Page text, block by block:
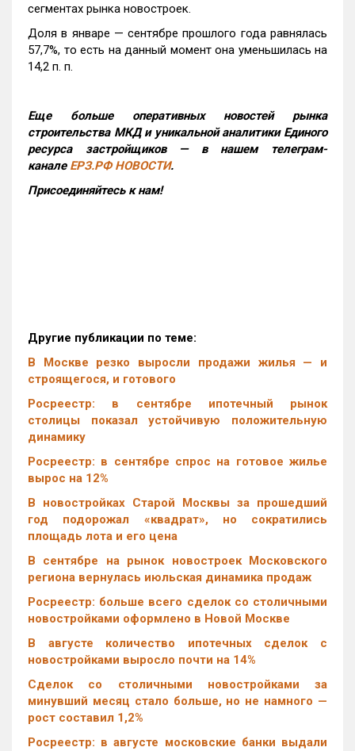
сегментах рынка новостроек.
Доля в январе — сентябре прошлого года равнялась
57,7%, то есть на данный момент она уменьшилась на
14,2 п. п.
Еще больше оперативных новостей рынка
строительства МКД и уникальной аналитики Единого
ресурса застройщиков — в нашем телеграм-
канале ЕРЗ.РФ НОВОСТИ.
Присоединяйтесь к нам!
Другие публикации по теме:
В Москве резко выросли продажи жилья — и
строящегося, и готового
Росреестр: в сентябре ипотечный рынок
столицы показал устойчивую положительную
динамику
Росреестр: в сентябре спрос на готовое жилье
вырос на 12%
В новостройках Старой Москвы за прошедший
год подорожал «квадрат», но сократились
площадь лота и его цена
В сентябре на рынок новостроек Московского
региона вернулась июльская динамика продаж
Росреестр: больше всего сделок со столичными
новостройками оформлено в Новой Москве
В августе количество ипотечных сделок с
новостройками выросло почти на 14%
Cделок со столичными новостройками за
минувший месяц стало больше, но не намного —
рост составил 1,2%
Росреестр: в августе московские банки выдали